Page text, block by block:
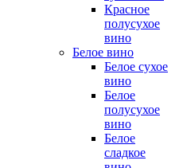
Красное
полусухое
вино
Белое вино
Белое сухое
вино
Белое
полусухое
вино
Белое
сладкое